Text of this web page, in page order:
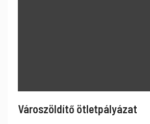
Városzöldítő ötletpályázat